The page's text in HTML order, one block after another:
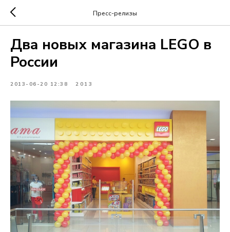
Пресс-релизы
Два новых магазина LEGO в
России
2013-06-20 12:38 2013